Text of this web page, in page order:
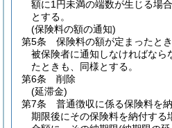
額に1円未満の端数が生じる場
とする。
(保険料の額の通知)
第5条
保険料の額が定まったと
被保険者に通知しなければなら
たときも、同様とする。
第6条
削除
(延滞金)
第7条
普通徴収に係る保険料を
期限後にその保険料を納付する